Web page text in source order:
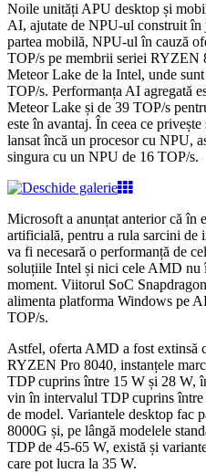
Noile unități APU desktop și
AI, ajutate de NPU-ul construit
partea mobilă, NPU-ul în cauză
TOP/s pe membrii seriei RYZEN
Meteor Lake de la Intel, unde
TOP/s. Performanța AI agregată
Meteor Lake și de 39 TOP/s
este în avantaj. În ceea ce
lansat încă un procesor cu NPU,
singura cu un NPU de 16 TOP/s.
Microsoft a anunțat anterior că în
artificială, pentru a rula sarcini
va fi necesară o performanță de
soluțiile Intel și nici cele AMD nu
moment. Viitorul SoC
alimenta platforma Windows pe
TOP/s.
Astfel, oferta AMD a fost extinsă
RYZEN Pro 8040, instanțele
TDP cuprins între 15 W și 28 W,
vin în intervalul TDP cuprins
de model. Variantele desktop fac
8000G și, pe lângă modelele
TDP de 45-65 W, există și
care pot lucra la 35 W.